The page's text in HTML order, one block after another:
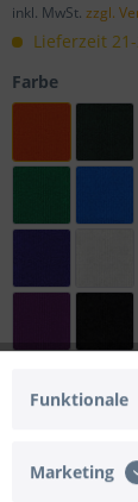
inkl. MwSt. zzgl.
Lieferzeit
Farbe
Folgende
Funktionale
Marketing